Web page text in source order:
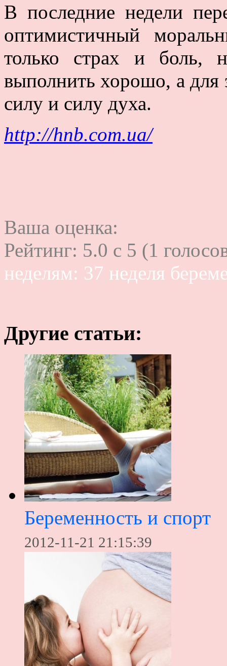
В последние недели
оптимистичный
только страх и боль,
выполнить хорошо, а для
силу и силу духа.
http://hnb.com.ua/
Ваша оценка:
Рейтинг: 5.0 c 5 (1
неделям: 37 неделя
Другие статьи:
Беременность и спорт
2012-11-21 21:15:39